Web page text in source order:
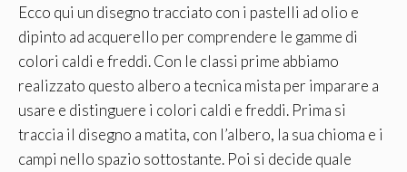
Ecco qui un disegno tracciato con i pastelli ad olio e
dipinto ad acquerello per comprendere le gamme di
colori caldi e freddi. Con le classi prime abbiamo
realizzato questo albero a tecnica mista per imparare a
usare e distinguere i colori caldi e freddi. Prima si
traccia il disegno a matita, con l’albero, la sua chioma e i
campi nello spazio sottostante. Poi si decide quale